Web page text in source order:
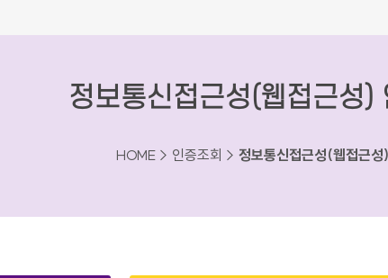
정보통신접근성(웹접근성)
HOME > 인증조회 > 정보통신접근성(웹접근성